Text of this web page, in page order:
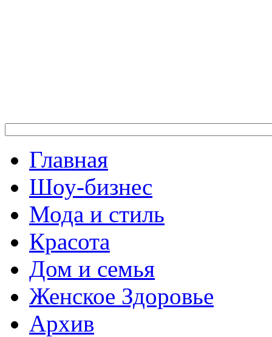
Главная
Шоу-бизнес
Мода и стиль
Красота
Дом и семья
Женское Здоровье
Архив